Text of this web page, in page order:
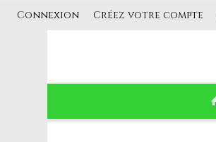
Connexion Créez votre compte